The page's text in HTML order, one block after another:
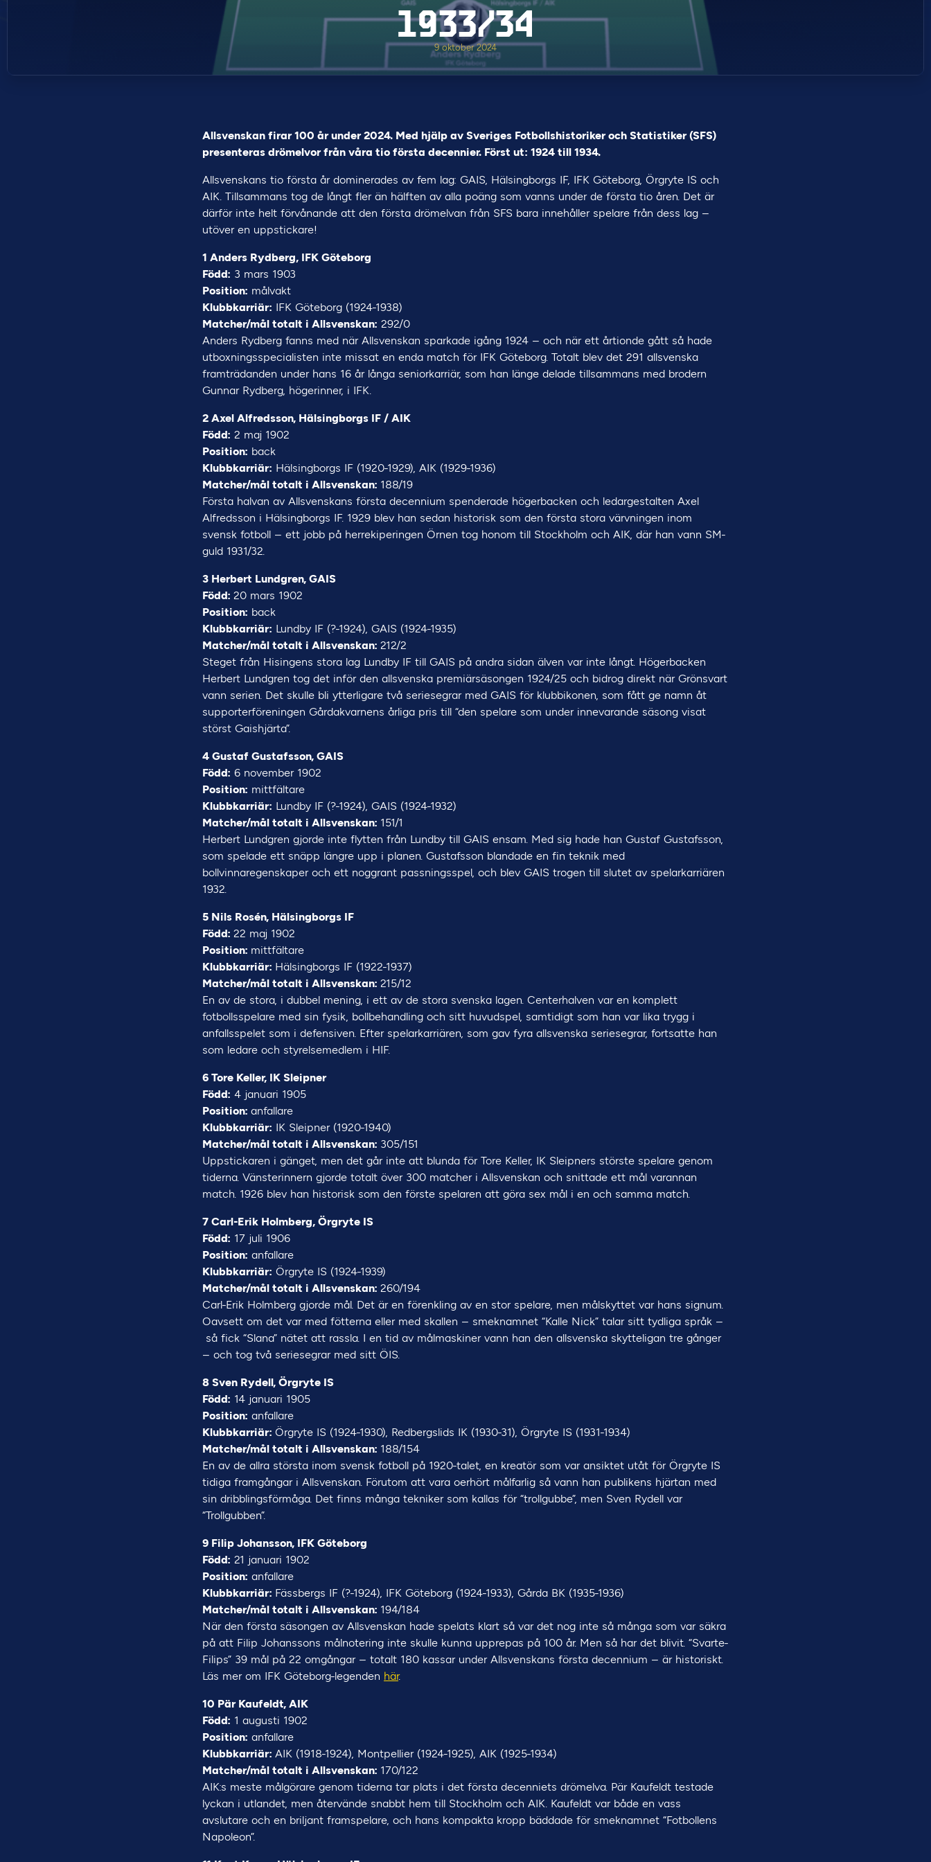
1933/34
9 oktober 2024
Allsvenskan firar 100 år under 2024. Med hjälp av Sveriges Fotbollshistoriker och Statistiker (SFS)
presenteras drömelvor från våra tio första decennier. Först ut: 1924 till 1934.
Allsvenskans tio första år dominerades av fem lag: GAIS, Hälsingborgs IF, IFK Göteborg, Örgryte IS och
AIK. Tillsammans tog de långt fler än hälften av alla poäng som vanns under de första tio åren. Det är
därför inte helt förvånande att den första drömelvan från SFS bara innehåller spelare från dess lag –
utöver en uppstickare!
1 Anders Rydberg, IFK Göteborg
Född: 3 mars 1903
Position: målvakt
Klubbkarriär: IFK Göteborg (1924-1938)
Matcher/mål totalt i Allsvenskan: 292/0
Anders Rydberg fanns med när Allsvenskan sparkade igång 1924 – och när ett årtionde gått så hade
utboxningsspecialisten inte missat en enda match för IFK Göteborg. Totalt blev det 291 allsvenska
framträdanden under hans 16 år långa seniorkarriär, som han länge delade tillsammans med brodern
Gunnar Rydberg, högerinner, i IFK.
2 Axel Alfredsson, Hälsingborgs IF / AIK
Född: 2 maj 1902
Position: back
Klubbkarriär: Hälsingborgs IF (1920-1929), AIK (1929-1936)
Matcher/mål totalt i Allsvenskan: 188/19
Första halvan av Allsvenskans första decennium spenderade högerbacken och ledargestalten Axel
Alfredsson i Hälsingborgs IF. 1929 blev han sedan historisk som den första stora värvningen inom
svensk fotboll – ett jobb på herrekiperingen Örnen tog honom till Stockholm och AIK, där han vann SM-
guld 1931/32.
3 Herbert Lundgren, GAIS
Född: 20 mars 1902
Position: back
Klubbkarriär: Lundby IF (?-1924), GAIS (1924-1935)
Matcher/mål totalt i Allsvenskan: 212/2
Steget från Hisingens stora lag Lundby IF till GAIS på andra sidan älven var inte långt. Högerbacken
Herbert Lundgren tog det inför den allsvenska premiärsäsongen 1924/25 och bidrog direkt när Grönsvart
vann serien. Det skulle bli ytterligare två seriesegrar med GAIS för klubbikonen, som fått ge namn åt
supporterföreningen Gårdakvarnens årliga pris till “den spelare som under innevarande säsong visat
störst Gaishjärta”.
4 Gustaf Gustafsson, GAIS
Född: 6 november 1902
Position: mittfältare
Klubbkarriär: Lundby IF (?-1924), GAIS (1924-1932)
Matcher/mål totalt i Allsvenskan: 151/1
Herbert Lundgren gjorde inte flytten från Lundby till GAIS ensam. Med sig hade han Gustaf Gustafsson,
som spelade ett snäpp längre upp i planen. Gustafsson blandade en fin teknik med
bollvinnaregenskaper och ett noggrant passningsspel, och blev GAIS trogen till slutet av spelarkarriären
1932.
5 Nils Rosén, Hälsingborgs IF
Född: 22 maj 1902
Position: mittfältare
Klubbkarriär: Hälsingborgs IF (1922-1937)
Matcher/mål totalt i Allsvenskan: 215/12
En av de stora, i dubbel mening, i ett av de stora svenska lagen. Centerhalven var en komplett
fotbollsspelare med sin fysik, bollbehandling och sitt huvudspel, samtidigt som han var lika trygg i
anfallsspelet som i defensiven. Efter spelarkarriären, som gav fyra allsvenska seriesegrar, fortsatte han
som ledare och styrelsemedlem i HIF.
6 Tore Keller, IK Sleipner
Född: 4 januari 1905
Position: anfallare
Klubbkarriär: IK Sleipner (1920-1940)
Matcher/mål totalt i Allsvenskan: 305/151
Uppstickaren i gänget, men det går inte att blunda för Tore Keller, IK Sleipners störste spelare genom
tiderna. Vänsterinnern gjorde totalt över 300 matcher i Allsvenskan och snittade ett mål varannan
match. 1926 blev han historisk som den förste spelaren att göra sex mål i en och samma match.
7 Carl-Erik Holmberg, Örgryte IS
Född: 17 juli 1906
Position: anfallare
Klubbkarriär: Örgryte IS (1924-1939)
Matcher/mål totalt i Allsvenskan: 260/194
Carl-Erik Holmberg gjorde mål. Det är en förenkling av en stor spelare, men målskyttet var hans signum.
Oavsett om det var med fötterna eller med skallen – smeknamnet “Kalle Nick” talar sitt tydliga språk –
så fick “Slana” nätet att rassla. I en tid av målmaskiner vann han den allsvenska skytteligan tre gånger
– och tog två seriesegrar med sitt ÖIS.
8 Sven Rydell, Örgryte IS
Född: 14 januari 1905
Position: anfallare
Klubbkarriär: Örgryte IS (1924-1930), Redbergslids IK (1930-31), Örgryte IS (1931-1934)
Matcher/mål totalt i Allsvenskan: 188/154
En av de allra största inom svensk fotboll på 1920-talet, en kreatör som var ansiktet utåt för Örgryte IS
tidiga framgångar i Allsvenskan. Förutom att vara oerhört målfarlig så vann han publikens hjärtan med
sin dribblingsförmåga. Det finns många tekniker som kallas för “trollgubbe”, men Sven Rydell var
“Trollgubben”.
9 Filip Johansson, IFK Göteborg
Född: 21 januari 1902
Position: anfallare
Klubbkarriär: Fässbergs IF (?-1924), IFK Göteborg (1924-1933), Gårda BK (1935-1936)
Matcher/mål totalt i Allsvenskan: 194/184
När den första säsongen av Allsvenskan hade spelats klart så var det nog inte så många som var säkra
på att Filip Johanssons målnotering inte skulle kunna upprepas på 100 år. Men så har det blivit. “Svarte-
Filips” 39 mål på 22 omgångar – totalt 180 kassar under Allsvenskans första decennium – är historiskt.
Läs mer om IFK Göteborg-legenden här.
10 Pär Kaufeldt, AIK
Född: 1 augusti 1902
Position: anfallare
Klubbkarriär: AIK (1918-1924), Montpellier (1924-1925), AIK (1925-1934)
Matcher/mål totalt i Allsvenskan: 170/122
AIK:s meste målgörare genom tiderna tar plats i det första decenniets drömelva. Pär Kaufeldt testade
lyckan i utlandet, men återvände snabbt hem till Stockholm och AIK. Kaufeldt var både en vass
avslutare och en briljant framspelare, och hans kompakta kropp bäddade för smeknamnet “Fotbollens
Napoleon”.